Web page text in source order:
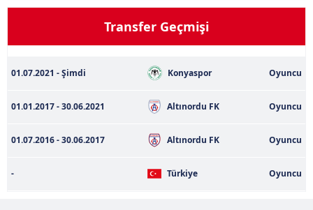
Sitemizde kendimize ve üçüncü kişilere ait çerezler
kullanılmaktadır. Bu çerezler vasıtasıyla çeşitli kişisel
verileriniz işlenmekte olup gerekli olan çerezler bilgi
toplumu hizmetlerinin sunulması amacıyla
kullanılmaktadır. Diğer çerezler, sitemizin daha işlevsel
kılınması ve kişiselleştirilmesi ve sizlere yönelik
reklam/pazarlama faaliyetlerinin yapılması, amaçlarıyla
sınırlı olarak açık rızanız dahilinde kullanılacaktır.
Transfer Geçmişi
01.07.2021 - Şimdi Konyaspor Oyuncu
01.01.2017 - 30.06.2021 Altınordu FK Oyuncu
01.07.2016 - 30.06.2017 Altınordu FK Oyuncu
- Türkiye Oyuncu